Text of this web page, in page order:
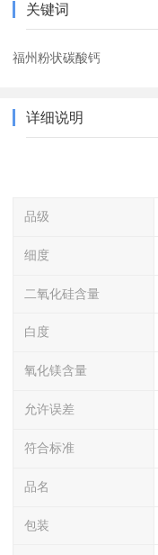
关键词
福州粉状碳酸钙
详细说明
品级
细度
二氧化硅含量
白度
氧化镁含量
允许误差
符合标准
品名
包装